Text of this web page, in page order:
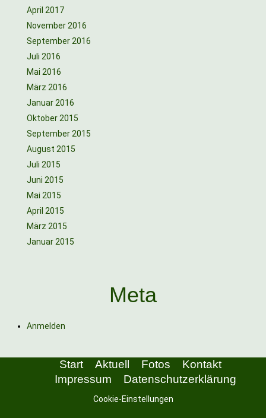
April 2017
November 2016
September 2016
Juli 2016
Mai 2016
März 2016
Januar 2016
Oktober 2015
September 2015
August 2015
Juli 2015
Juni 2015
Mai 2015
April 2015
März 2015
Januar 2015
Meta
Anmelden
Start Aktuell Fotos
Kontakt
Impressum
Datenschutzerklärung
Cookie-Einstellungen